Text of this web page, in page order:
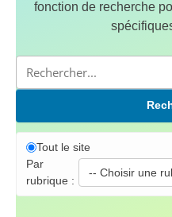
fonction de recherche
Tout le site
Par
rubrique :